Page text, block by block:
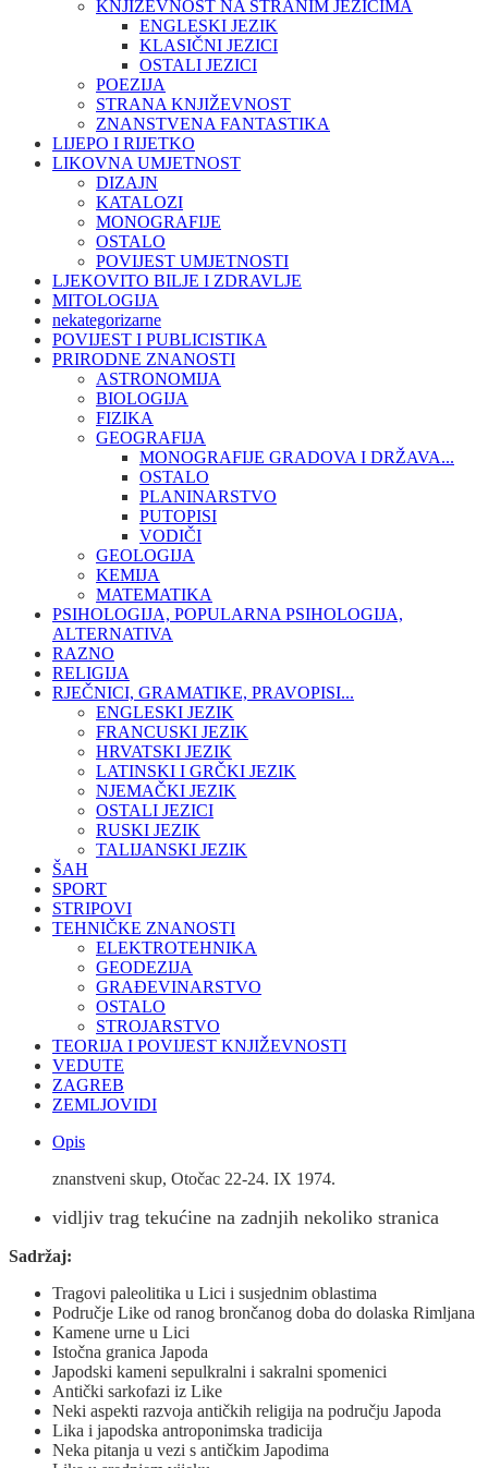
KNJIŽEVNOST NA STRANIM JEZICIMA
ENGLESKI JEZIK
KLASIČNI JEZICI
OSTALI JEZICI
POEZIJA
STRANA KNJIŽEVNOST
ZNANSTVENA FANTASTIKA
LIJEPO I RIJETKO
LIKOVNA UMJETNOST
DIZAJN
KATALOZI
MONOGRAFIJE
OSTALO
POVIJEST UMJETNOSTI
LJEKOVITO BILJE I ZDRAVLJE
MITOLOGIJA
nekategorizarne
POVIJEST I PUBLICISTIKA
PRIRODNE ZNANOSTI
ASTRONOMIJA
BIOLOGIJA
FIZIKA
GEOGRAFIJA
MONOGRAFIJE GRADOVA I DRŽAVA...
OSTALO
PLANINARSTVO
PUTOPISI
VODIČI
GEOLOGIJA
KEMIJA
MATEMATIKA
PSIHOLOGIJA, POPULARNA PSIHOLOGIJA,
ALTERNATIVA
RAZNO
RELIGIJA
RJEČNICI, GRAMATIKE, PRAVOPISI...
ENGLESKI JEZIK
FRANCUSKI JEZIK
HRVATSKI JEZIK
LATINSKI I GRČKI JEZIK
NJEMAČKI JEZIK
OSTALI JEZICI
RUSKI JEZIK
TALIJANSKI JEZIK
ŠAH
SPORT
STRIPOVI
TEHNIČKE ZNANOSTI
ELEKTROTEHNIKA
GEODEZIJA
GRAĐEVINARSTVO
OSTALO
STROJARSTVO
TEORIJA I POVIJEST KNJIŽEVNOSTI
VEDUTE
ZAGREB
ZEMLJOVIDI
Opis
znanstveni skup, Otočac 22-24. IX 1974.
vidljiv trag tekućine na zadnjih nekoliko stranica
Sadržaj:
Tragovi paleolitika u Lici i susjednim oblastima
Područje Like od ranog brončanog doba do dolaska Rimljana
Kamene urne u Lici
Istočna granica Japoda
Japodski kameni sepulkralni i sakralni spomenici
Antički sarkofazi iz Like
Neki aspekti razvoja antičkih religija na području Japoda
Lika i japodska antroponimska tradicija
Neka pitanja u vezi s antičkim Japodima